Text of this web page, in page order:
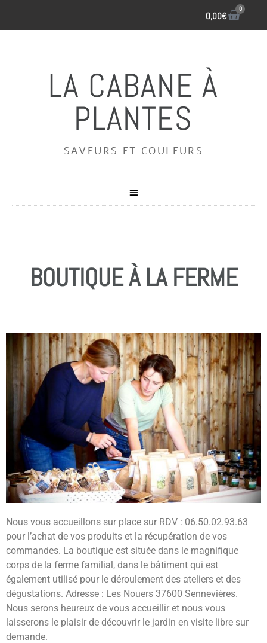
0,00€
0
LA CABANE À
PLANTES
SAVEURS ET COULEURS
BOUTIQUE À LA FERME
Nous vous accueillons sur place sur RDV : 06.50.02.93.63
pour l’achat de vos produits et la récupération de vos
commandes. La boutique est située dans le magnifique
corps de la ferme familial, dans le bâtiment qui est
également utilisé pour le déroulement des ateliers et des
dégustations. Adresse : Les Nouers 37600 Sennevières.
Nous serons heureux de vous accueillir et nous vous
laisserons le plaisir de découvrir le jardin en visite libre sur
demande.